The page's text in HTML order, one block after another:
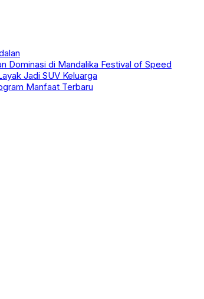
Dominasi di Mandalika Festival of Speed
Jadi SUV Keluarga
Manfaat Terbaru